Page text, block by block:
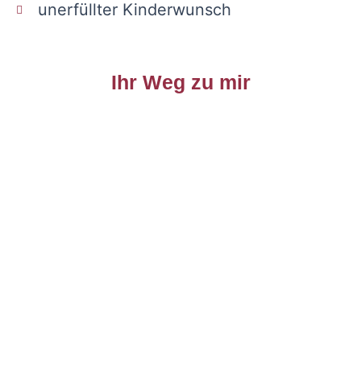
unerfüllter Kinderwunsch
Ihr Weg zu mir